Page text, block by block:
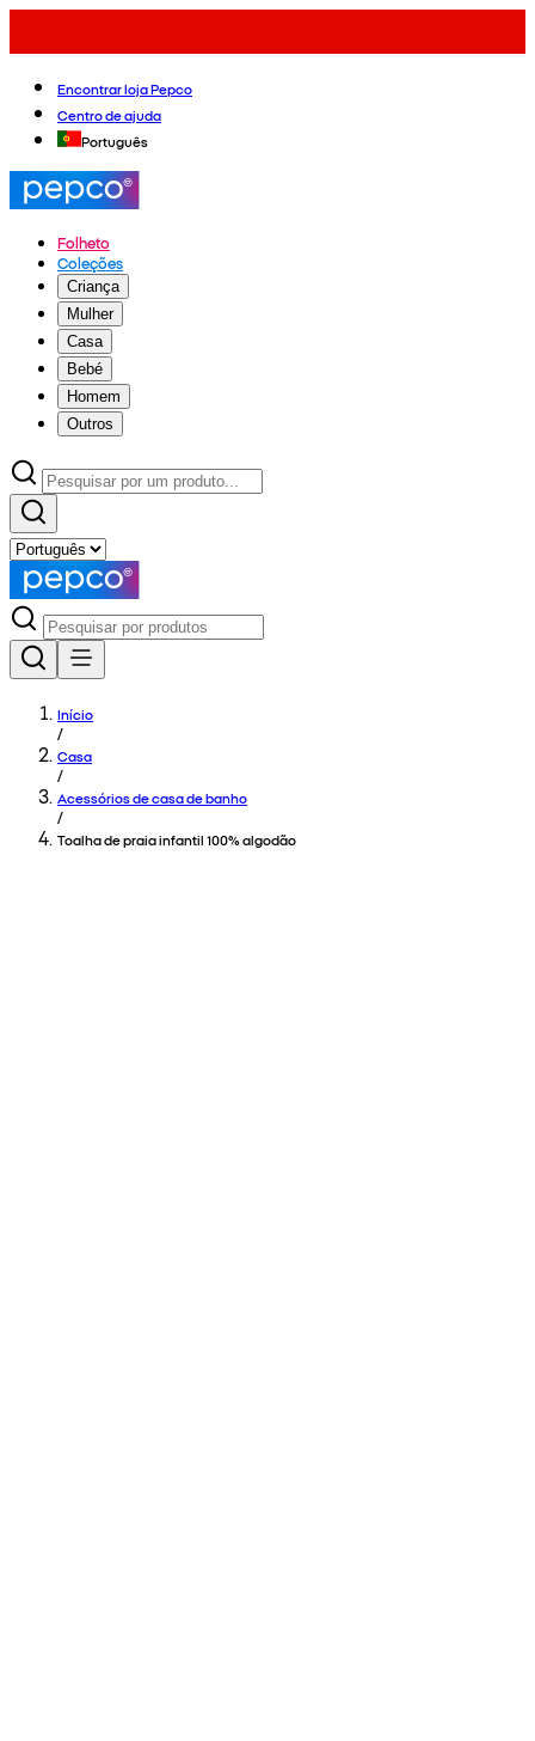
Encontrar loja Pepco
Centro de ajuda
Português
Folheto
Coleções
Criança
Mulher
Casa
Bebé
Homem
Outros
Início
/
Casa
/
Acessórios de casa de banho
/
Toalha de praia infantil 100% algodão